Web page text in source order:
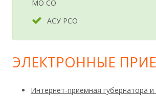
МО СО
АСУ РСО
ЭЛЕКТРОННЫЕ
Интернет-приемная губернатора